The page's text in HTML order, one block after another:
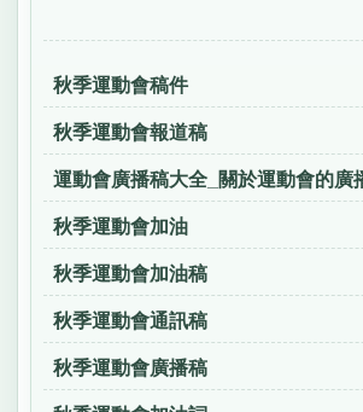
秋季運動會稿件
秋季運動會報道稿
運動會廣播稿大全_關於運動會的廣
秋季運動會加油
秋季運動會加油稿
秋季運動會通訊稿
秋季運動會廣播稿